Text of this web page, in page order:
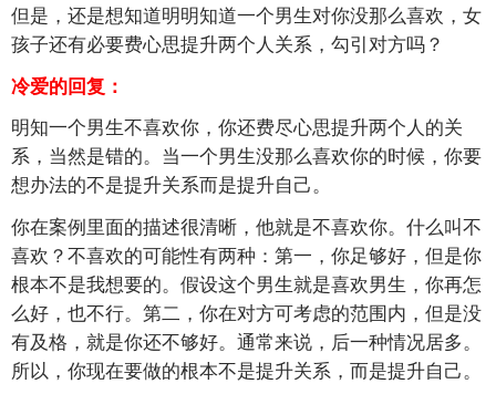
但是，还是想知道明明知道一个男生对你没那么喜欢，女
孩子还有必要费心思提升两个人关系，勾引对方吗？
冷爱的回复：
明知一个男生不喜欢你，你还费尽心思提升两个人的关
系，当然是错的。当一个男生没那么喜欢你的时候，你要
想办法的不是提升关系而是提升自己。
你在案例里面的描述很清晰，他就是不喜欢你。什么叫不
喜欢？不喜欢的可能性有两种：第一，你足够好，但是你
根本不是我想要的。假设这个男生就是喜欢男生，你再怎
么好，也不行。第二，你在对方可考虑的范围内，但是没
有及格，就是你还不够好。通常来说，后一种情况居多。
所以，你现在要做的根本不是提升关系，而是提升自己。